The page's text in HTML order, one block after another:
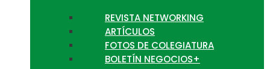
REVISTA NETWORKING
ARTÍCULOS
FOTOS DE COLEGIATURA
BOLETÍN NEGOCIOS+